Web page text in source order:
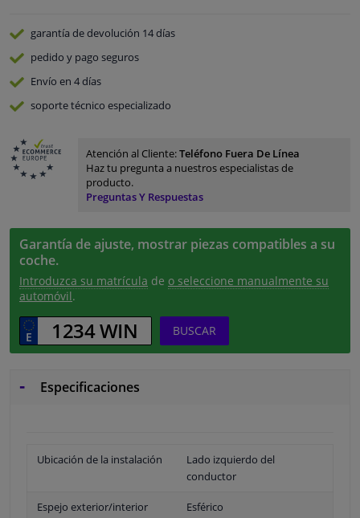
garantía de devolución 14 días
pedido y pago seguros
Envío en 4 días
soporte técnico especializado
Atención al Cliente:Teléfono Fuera De Línea
Haz tu pregunta a nuestros especialistas de
producto.
Preguntas Y Respuestas
Garantía de ajuste, mostrar piezas compatibles a su
coche.
Introduzca su matrícula de o seleccione manualmente su
automóvil.
BUSCAR
Especificaciones
Ubicación de la instalación
Lado izquierdo del
conductor
Espejo exterior/interior Esférico